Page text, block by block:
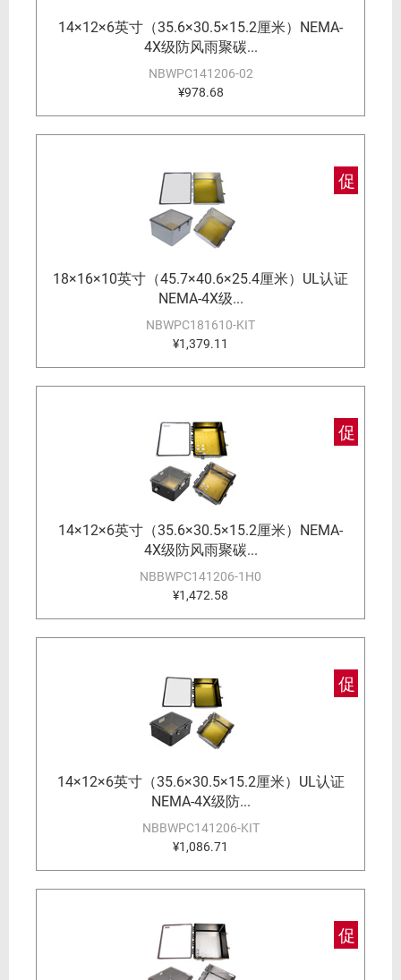
14×12×6英寸（35.6×30.5×15.2厘米）NEMA-
4X级防风雨聚碳...
NBWPC141206-02
¥978.68
促
18×16×10英寸（45.7×40.6×25.4厘米）UL认证
NEMA-4X级...
NBWPC181610-KIT
¥1,379.11
促
14×12×6英寸（35.6×30.5×15.2厘米）NEMA-
4X级防风雨聚碳...
NBBWPC141206-1H0
¥1,472.58
促
14×12×6英寸（35.6×30.5×15.2厘米）UL认证
NEMA-4X级防...
NBBWPC141206-KIT
¥1,086.71
促